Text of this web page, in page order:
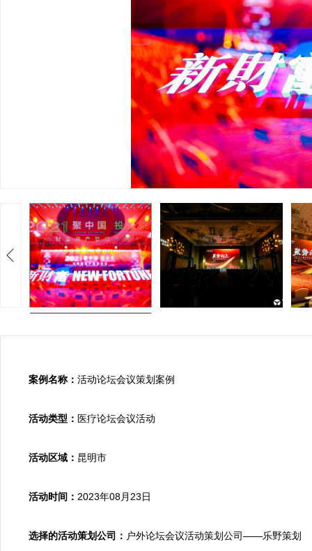
案例名称： 活动论坛会议策划案例
活动类型： 医疗论坛会议活动
活动区域： 昆明市
活动时间： 2023年08月23日
选择的活动策划公司： 户外论坛会议活动策划公司——乐野策划